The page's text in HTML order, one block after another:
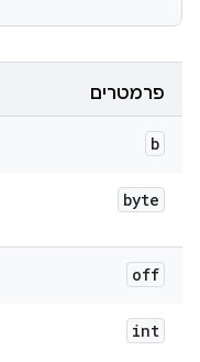
פרמטרים
b
byte
off
int